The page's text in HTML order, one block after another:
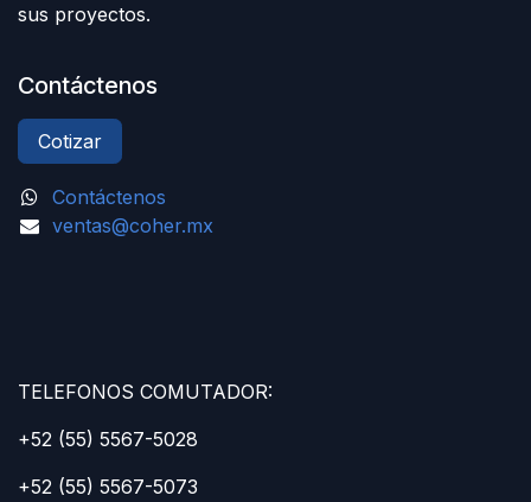
sus proyectos.
Contáctenos
Cotizar
Contáctenos
ventas@coher.mx
TELEFONOS COMUTADOR:
+52 (55) 5567-5028
+52 (55) 5567-5073